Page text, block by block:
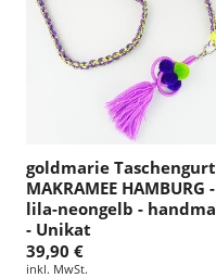
goldmarie Taschengurt
MAKRAMEE HAMBURG -
lila-neongelb -
- Unikat
39,90 €
inkl. MwSt.